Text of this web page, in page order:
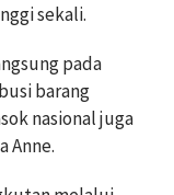
sekali.
pada
barang
nasional juga
Anne.